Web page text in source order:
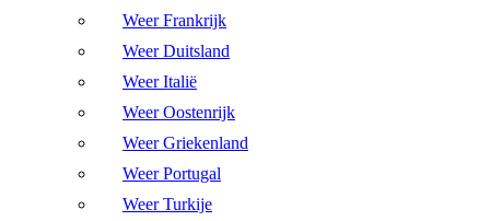
Weer Frankrijk
Weer Duitsland
Weer Italië
Weer Oostenrijk
Weer Griekenland
Weer Portugal
Weer Turkije